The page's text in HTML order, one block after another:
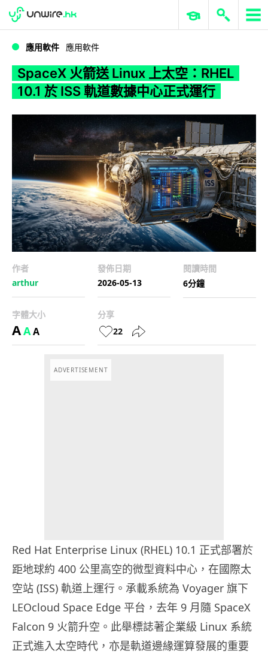
WWDC 2026 ERP 與商業 AI
應用軟件 應用軟件
SpaceX 火箭送 Linux 上太空：RHEL
10.1 於 ISS 軌道數據中心正式運行
作者
arthur
發佈日期
2026-05-13
閱讀時間
6分鐘
字體大小
AAA
分享
22
ADVERTISEMENT
Red Hat Enterprise Linux (RHEL) 10.1 正式部署於
距地球約 400 公里高空的微型資料中心，在國際太
空站 (ISS) 軌道上運行。承載系統為 Voyager 旗下
LEOcloud Space Edge 平台，去年 9 月隨 SpaceX
Falcon 9 火箭升空。此舉標誌著企業級 Linux 系統
正式進入太空時代，亦是軌道邊緣運算發展的重要